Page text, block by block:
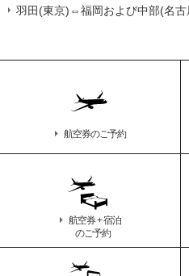
羽田(東京)⇔福岡および中部(名
航空券のご予約
航空券 + 宿泊
のご予約